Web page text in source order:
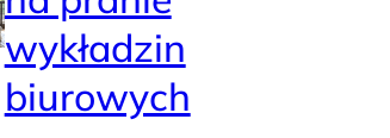
wykładzin
biurowych